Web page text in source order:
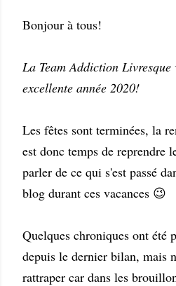
Bonjour à tous!
La Team Addiction Livresque
excellente année 2020!
Les fêtes sont terminées, la
est donc temps de reprendre
parler de ce qui s'est passé
blog durant ces vacances 😉
Quelques chroniques ont été
depuis le dernier bilan, mais
rattraper car dans les